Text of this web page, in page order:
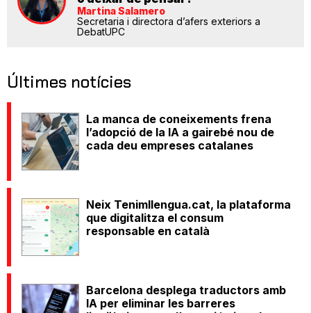
Martina Salamero
Secretaria i directora d’afers exteriors a
DebatUPC
Últimes notícies
La manca de coneixements frena
l’adopció de la IA a gairebé nou de
cada deu empreses catalanes
Neix Tenimllengua.cat, la plataforma
que digitalitza el consum
responsable en català
Barcelona desplega traductors amb
IA per eliminar les barreres